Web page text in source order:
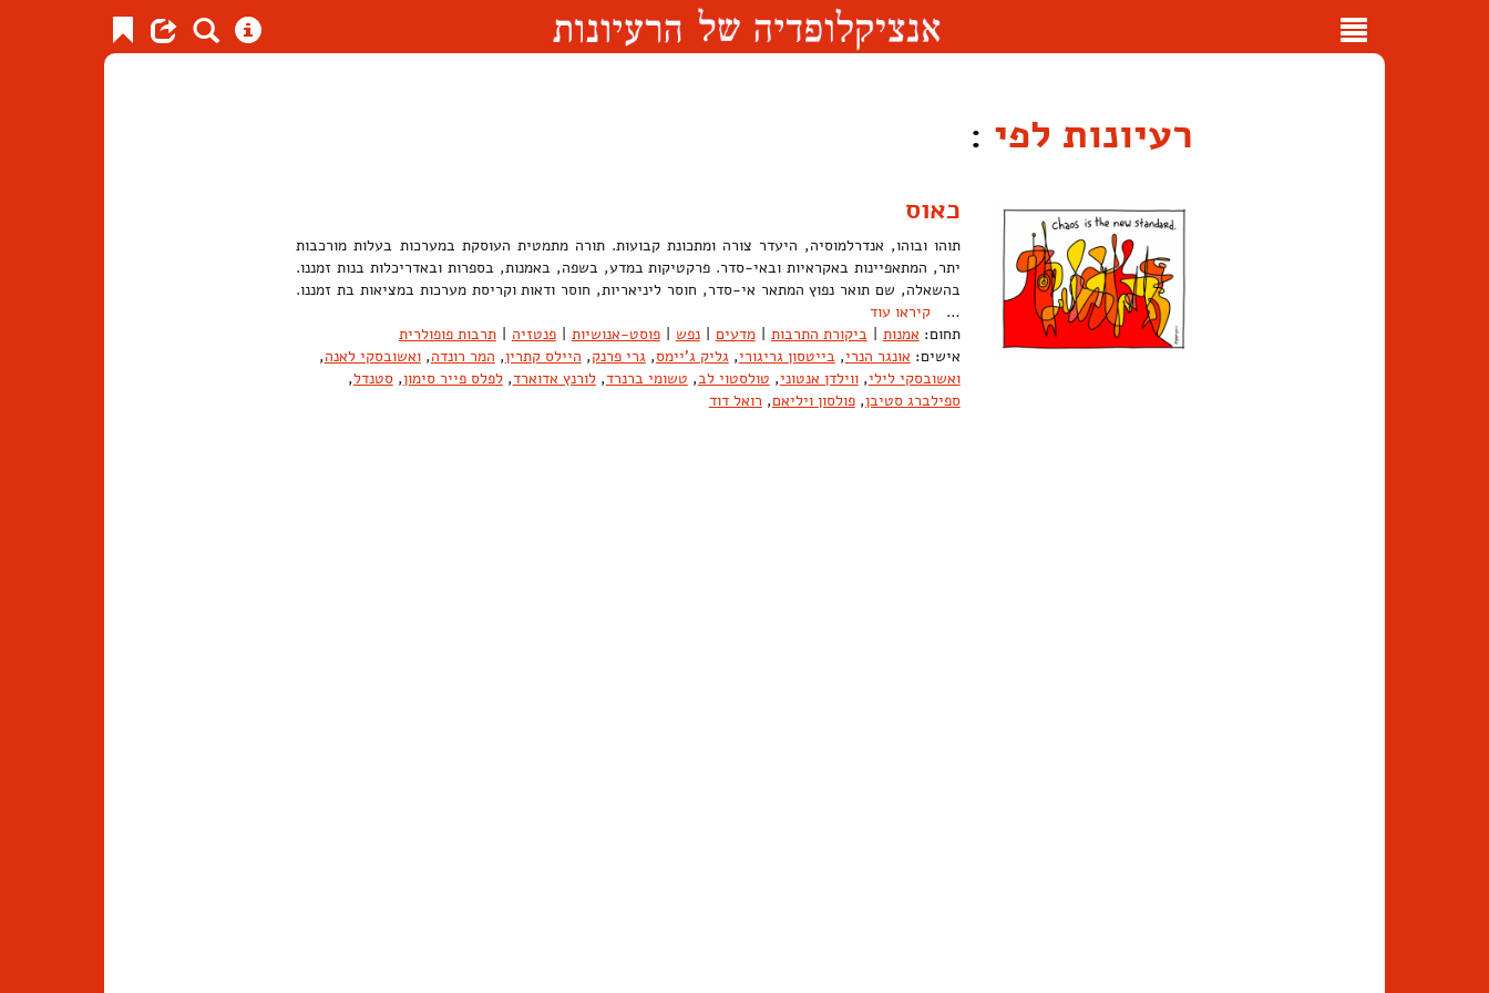
Toggle
רעיונות לפי :
כאוס
תוהו ובוהו, אנדרלמוסיה, היעדר צורה ומתכונת קבועות. תורה מתמטית העוסקת במערכות בעלות מורכבות
יתר, המתאפיינות באקראיות ובאי-סדר. פרקטיקות במדע, בשפה, באמנות, בספרות ובאדריכלות בנות זמננו.
בהשאלה, שם תואר נפוץ המתאר אי-סדר, חוסר ליניאריות, חוסר ודאות וקריסת מערכות במציאות בת זמננו.
…קיראו עוד
תחום: אמנות | ביקורת התרבות | מדעים | נפש | פוסט-אנושיות | פנטזיה | תרבות פופולרית
אישים: אונגר הנרי,בייטסון גריגורי, גליק ג'יימס, גרי פרנק, היילס קתרין, המר רונדה,ואשובסקי לאנה,
ואשובסקי לילי,ווילדן אנטוני, טולסטוי לב, טשומי ברנרד,לורנץ אדוארד,לפלס פייר סימון,סטנדל,
ספילברג סטיבן,פולסון ויליאם, רואל דוד